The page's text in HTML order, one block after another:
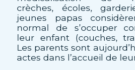
crèches, écoles,
jeunes papas
normal de s’occuper
leur enfant (couches,
Les parents sont
actes dans l’accueil de